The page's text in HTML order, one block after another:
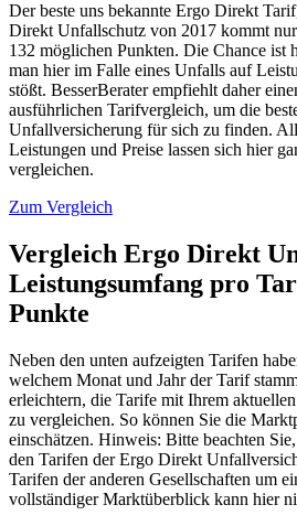
Der beste uns bekannte Ergo Direkt
Direkt Unfallschutz von 2017 kommt
132 möglichen Punkten. Die Chance ist
man hier im Falle eines Unfalls auf
stößt. BesserBerater empfiehlt daher
ausführlichen Tarifvergleich, um die
Unfallversicherung für sich zu finden.
Leistungen und Preise lassen sich hier
vergleichen.
Zum Vergleich
Vergleich Ergo Direkt
Leistungsumfang pro
Punkte
Neben den unten aufzeigten Tarifen
welchem Monat und Jahr der Tarif
erleichtern, die Tarife mit Ihrem
zu vergleichen. So können Sie die
einschätzen. Hinweis: Bitte beachten
den Tarifen der Ergo Direkt
Tarifen der anderen Gesellschaften um
vollständiger Marktüberblick kann hier